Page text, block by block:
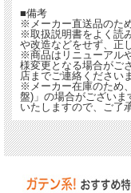
■備考
※メーカー直送品のた
※取扱説明書をよく読
や改造などをせず、正
※商品はリニューアル
様変更となる場合がご
店までご連絡ください
※メーカー在庫のため
盤)」の場合がござい
いたしますので、ご了